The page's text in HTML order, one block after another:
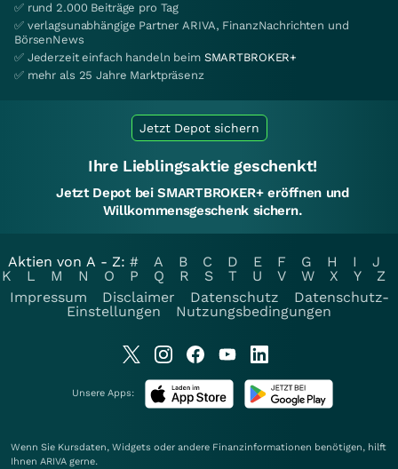
✅ rund 2.000 Beiträge pro Tag
✅ verlagsunabhängige Partner ARIVA, FinanzNachrichten und
BörsenNews
✅ Jederzeit einfach handeln beim SMARTBROKER+
✅ mehr als 25 Jahre Marktpräsenz
Jetzt Depot sichern
Ihre Lieblingsaktie geschenkt!
Jetzt Depot bei SMARTBROKER+ eröffnen und
Willkommensgeschenk sichern.
Aktien von A - Z: # A B C D E F G H I
J
K
L M N O P Q R S T U V W X Y
Z
Impressum
Disclaimer Datenschutz
Datenschutz-
Einstellungen
Nutzungsbedingungen
Unsere Apps:
Wenn Sie Kursdaten, Widgets oder andere Finanzinformationen benötigen, hilft
Ihnen ARIVA gerne.